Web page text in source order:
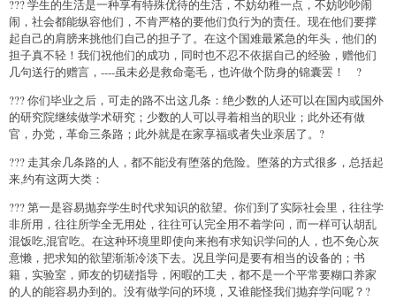
??? 学生的生活是一种享有特殊优待的生活，不妨幼稚一点，不妨吵吵闹
闹，社会都能纵容他们，不肯严格的要他们负行为的责任。现在他们要撑
起自己的肩膀来挑他们自己的担子了。在这个国难最紧急的年头，他们的
担子真不轻！我们祝他们的成功，同时也不忍不依据自己的经验，赠他们
几句送行的赠言，----虽未必是救命毫毛，也许做个防身的锦囊罢！ ?
??? 你们毕业之后，可走的路不出这几条：绝少数的人还可以在国内或国外
的研究院继续做学术研究；少数的人可以寻着相当的职业；此外还有做
官，办党，革命三条路；此外就是在家享福或者失业亲居了。?
??? 走其余几条路的人，都不能没有堕落的危险。堕落的方式很多，总括起
来,约有这两大类：
??? 第一是容易抛弃学生时代求知识的欲望。你们到了实际社会里，往往学
非所用，往往所学全无用处，往往可认完全用不着学问，而一样可认胡乱
混饭吃,混官吃。在这种环境里即使向来抱有求知识学问的人，也不免心灰
意懒，把求知的欲望渐渐冷淡下去。况且学问是要有相当的设备的；书
籍，实验室，师友的切磋指导，闲暇的工夫，都不是一个平常要糊口养家
的人的能容易办到的。没有做学问的环境，又谁能怪我们抛弃学问呢？?